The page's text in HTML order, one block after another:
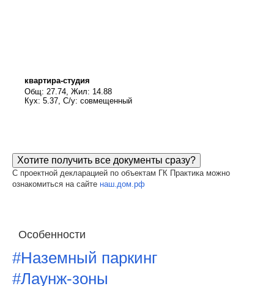
квартира-студия
Общ: 27.74, Жил: 14.88
Кух: 5.37, С/у: совмещенный
Хотите получить все документы сразу?
С проектной декларацией по объектам ГК Практика можно
ознакомиться на сайте наш.дом.рф
Особенности
#Наземный паркинг
#Лаунж-зоны